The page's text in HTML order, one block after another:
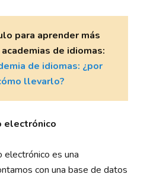
para aprender más
de idiomas:
de idiomas: ¿por
llevarlo?
electrónico
electrónico es una
con una base de datos